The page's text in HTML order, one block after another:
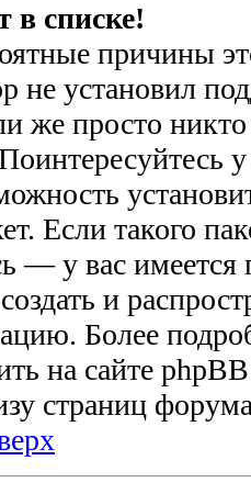
в списке!
причины
не установил
же просто
Если такого
— у вас имеется
и
Более
на сайте
страниц